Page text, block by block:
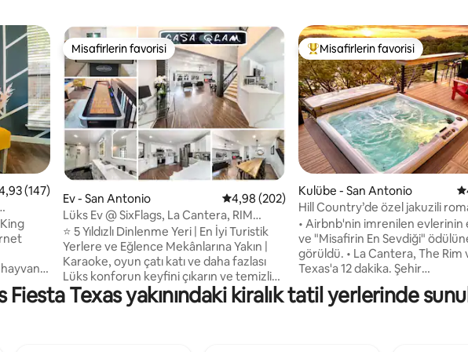
ortalama 4,93 puan, 147 değerlendirme
(147)
Misafirlerin favorisi
Misafirlerin favorisi
Ev - San Antonio 5 üzerinden ortalama 4,98 puan, 202
4,98 (202)
Lüks Ev @ SixFlags, La Cantera, RIM
SeaWorld
⭐️ 5 Yıldızlı Dinlenme Yeri | En İyi Turistik
Yerlere ve Eğlence Mekânlarına Yakın |
Karaoke, oyun çatı katı ve daha fazlası
Lüks konforun keyfini çıkarın ve temizlik
işleriyle uğraşmayın! 6 Flags, the Shops @
La Cantera, RIM, SeaWorld, UTSA, Top
Misafirlerin favorilerinden en
Misafirlerin favorisi
Kulübe - San Antonio 5
Hill Country’de özel jakuzili
kulübe
• Airbnb'nin imrenilen evlerinin
ve "Misafirin En Sevdiği"
görüldü. • La Cantera, The Rim ve Fiesta
Texas'a 12 dakika. Şehir
Merkezi/Riverwalk ve
dakika (trafik bekleniyor) • Jakuzide
Fiesta Texas yakınındaki kiralık tatil yerlerinde